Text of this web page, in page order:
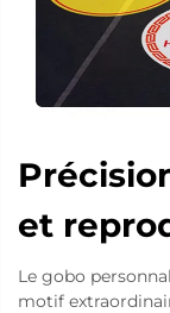
et
Le gobo
motif